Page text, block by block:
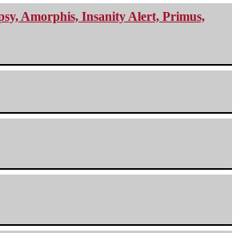
Amorphis, Insanity Alert, Primus,